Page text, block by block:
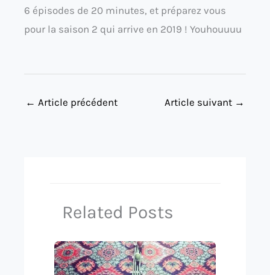
6 épisodes de 20 minutes, et préparez vous
pour la saison 2 qui arrive en 2019 ! Youhouuuu
← Article précédent Article suivant →
Related Posts